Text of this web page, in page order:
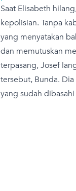
Saat Elisabeth
kepolisian. Tanpa
yang menyatakan
dan memutuskan
terpasang, Josef
tersebut, Bunda.
yang sudah